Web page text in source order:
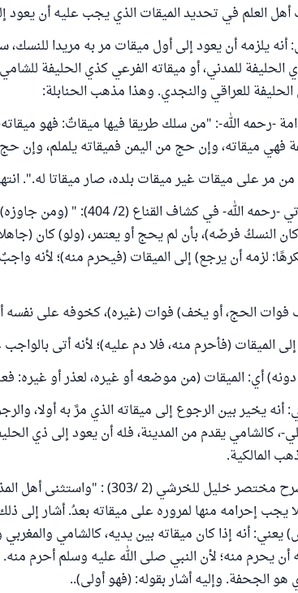
العلم في تحديد الميقات الذي يجب عليه أن يعود
أنه يلزمه أن يعود إلى أول ميقات مر به مريدا
الحليفة للمدني، أو ميقاته الفرعي كذي الحليفة
للعراقي والنجدي. وهذا مذهب الحنابلة:
-رحمه الله-: "من سلك طريقا فيها ميقاتٌ: فهو
فهي ميقاته، وإن حج من اليمن فميقاته يلملم، وإن
مر على ميقات غير ميقات بلده، صار ميقاتا له.". انتهى، من
وقال البهوتي -رحمه الله- في
النسكُ فرضَه)، بأن لم يحج أو يعتمر، (ولو) كان
لزمه أن يرجع) إلى الميقات (فيحرم منه)؛ لأنه
الحج، أو يخف) فوات (غيره)، كخوفه على نفسه
الميقات (فأحرم منه، فلا دم عليه)؛ لأنه أتى بالواجب
أي: الميقات (من موضعه أو غيره، لعذر أو غيره:
أنه يخير بين الرجوع إلى ميقاته الذي مرَّ به أولا،
، كالشامي يقدم من المدينة، فله أن يعود إلى ذي
المالكية.
جاء في شرح مختصر خليل للخرشي
يجب إحرامه منها لمروره على ميقاته بعدُ. أشار إلى
يعني: أنه إذا كان ميقاته بين يديه، كالشامي
أن يحرم منه؛ لأن النبي صلى الله عليه وسلم أحرم
هو الجحفة. وإليه أشار بقوله: (فهو أولى)..